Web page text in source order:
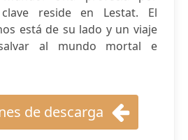
reside en Lestat. El
está de su lado y un viaje
al mundo mortal e
de descarga